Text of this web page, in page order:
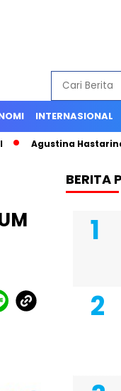
INTERNASIONAL
Agustina
BERITA